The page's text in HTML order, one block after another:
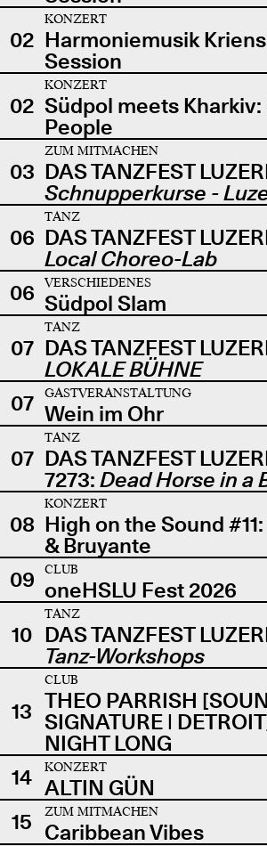
02
KONZERT
Harmoniemusik
Session
02
KONZERT
Südpol meets Kharkiv:
People
03
ZUM MITMACHEN
DAS TANZFEST
Schnupperkurse -
06
TANZ
DAS TANZFEST
Local Choreo-Lab
06
VERSCHIEDENES
Südpol Slam
07
TANZ
DAS TANZFEST
LOKALE BÜHNE
07
GASTVERANSTALTUNG
Wein im Ohr
07
TANZ
DAS TANZFEST
7273: Dead Horse in a
08
KONZERT
High on the Sound
& Bruyante
09
CLUB
oneHSLU Fest 2026
10
TANZ
DAS TANZFEST
Tanz-Workshops
13
CLUB
THEO PARRISH
SIGNATURE |
NIGHT LONG
14
KONZERT
ALTIN GÜN
15
ZUM MITMACHEN
Caribbean Vibes